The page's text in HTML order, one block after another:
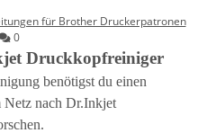
für Brother Druckerpatronen
Kommentare
0
Druckkopfreiniger
benötigst du einen
nach Dr.Inkjet